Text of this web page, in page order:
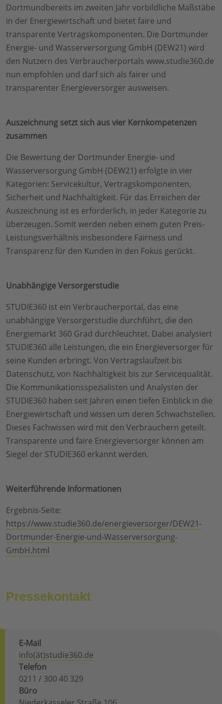
Dortmundbereits im zweiten Jahr vorbildliche Maßstäbe
in der Energiewirtschaft und bietet faire und
transparente Vertragskomponenten. Die Dortmunder
Energie- und Wasserversorgung GmbH (DEW21) wird
den Nutzern des Verbraucherportals www.studie360.de
nun empfohlen und darf sich als fairer und
transparenter Energieversorger ausweisen.
Auszeichnung setzt sich aus vier Kernkompetenzen
zusammen
Die Bewertung der Dortmunder Energie- und
Wasserversorgung GmbH (DEW21) erfolgte in vier
Kategorien: Servicekultur, Vertragskomponenten,
Sicherheit und Nachhaltigkeit. Für das Erreichen der
Auszeichnung ist es erforderlich, in jeder Kategorie zu
überzeugen. Somit werden neben einem guten Preis-
Leistungsverhältnis insbesondere Fairness und
Transparenz für den Kunden in den Fokus gerückt.
Unabhängige Versorgerstudie
STUDIE360 ist ein Verbraucherportal, das eine
unabhängige Versorgerstudie durchführt, die den
Energiemarkt 360 Grad durchleuchtet. Dabei analysiert
STUDIE360 alle Leistungen, die ein Energieversorger für
seine Kunden erbringt. Von Vertragslaufzeit bis
Datenschutz, von Nachhaltigkeit bis zur Servicequalität.
Die Kommunikationsspezialisten und Analysten der
STUDIE360 haben seit Jahren einen tiefen Einblick in die
Energiewirtschaft und wissen um deren Schwachstellen.
Dieses Fachwissen wird mit den Verbrauchern geteilt.
Transparente und faire Energieversorger können am
Siegel der STUDIE360 erkannt werden.
Weiterführende Informationen
Ergebnis-Seite:
https://www.studie360.de/energieversorger/DEW21-
Dortmunder-Energie-und-Wasserversorgung-
GmbH.html
Pressekontakt
E-Mail
info(ät)studie360.de
Telefon
0211 / 300 40 329
Büro